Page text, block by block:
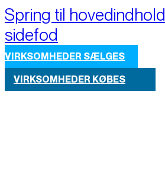
Spring til hovedindhold
sidefod
VIRKSOMHEDER SÆLGES
VIRKSOMHEDER KØBES